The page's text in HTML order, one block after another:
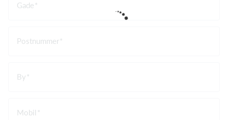
Gade
Postnummer
By
Mobil